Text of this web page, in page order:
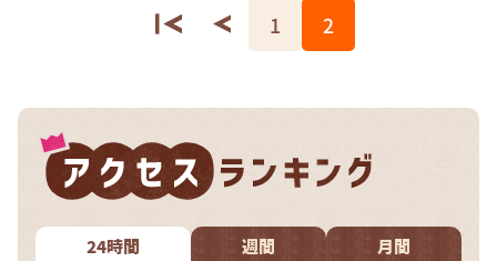
1 2
24時間 週間 月間